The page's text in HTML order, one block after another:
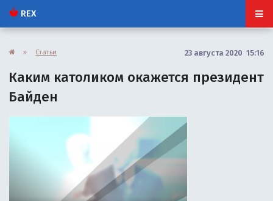
REX
» Статьи 23 августа 2020 15:16
Каким католиком окажется президент
Байден